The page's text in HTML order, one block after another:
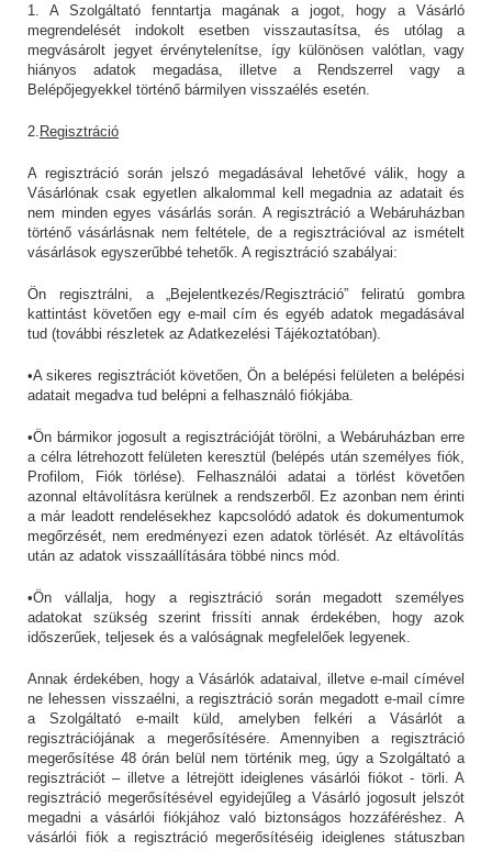
1. A Szolgáltató fenntartja magának a jogot, hogy a Vásárló
megrendelését indokolt esetben visszautasítsa, és utólag a
megvásárolt jegyet érvénytelenítse, így különösen valótlan, vagy
hiányos adatok megadása, illetve a Rendszerrel vagy a
Belépőjegyekkel történő bármilyen visszaélés esetén.
2. Regisztráció
A regisztráció során jelszó megadásával lehetővé válik, hogy a
Vásárlónak csak egyetlen alkalommal kell megadnia az adatait és
nem minden egyes vásárlás során. A regisztráció a Webáruházban
történő vásárlásnak nem feltétele, de a regisztrációval az ismételt
vásárlások egyszerűbbé tehetők. A regisztráció szabályai:
Ön regisztrálni, a „Bejelentkezés/Regisztráció” feliratú gombra
kattintást követően egy e-mail cím és egyéb adatok megadásával
tud (további részletek az Adatkezelési Tájékoztatóban).
•A sikeres regisztrációt követően, Ön a belépési felületen a belépési
adatait megadva tud belépni a felhasználó fiókjába.
•Ön bármikor jogosult a regisztrációját törölni, a Webáruházban erre
a célra létrehozott felületen keresztül (belépés után személyes fiók,
Profilom, Fiók törlése). Felhasználói adatai a törlést követően
azonnal eltávolításra kerülnek a rendszerből. Ez azonban nem érinti
a már leadott rendelésekhez kapcsolódó adatok és dokumentumok
megőrzését, nem eredményezi ezen adatok törlését. Az eltávolítás
után az adatok visszaállítására többé nincs mód.
•Ön vállalja, hogy a regisztráció során megadott személyes
adatokat szükség szerint frissíti annak érdekében, hogy azok
időszerűek, teljesek és a valóságnak megfelelőek legyenek.
Annak érdekében, hogy a Vásárlók adataival, illetve e-mail címével
ne lehessen visszaélni, a regisztráció során megadott e-mail címre
a Szolgáltató e-mailt küld, amelyben felkéri a Vásárlót a
regisztrációjának a megerősítésére. Amennyiben a regisztráció
megerősítése 48 órán belül nem történik meg, úgy a Szolgáltató a
regisztrációt – illetve a létrejött ideiglenes vásárlói fiókot - törli. A
regisztráció megerősítésével egyidejűleg a Vásárló jogosult jelszót
megadni a vásárlói fiókjához való biztonságos hozzáféréshez. A
vásárlói fiók a regisztráció megerősítéséig ideiglenes státuszban